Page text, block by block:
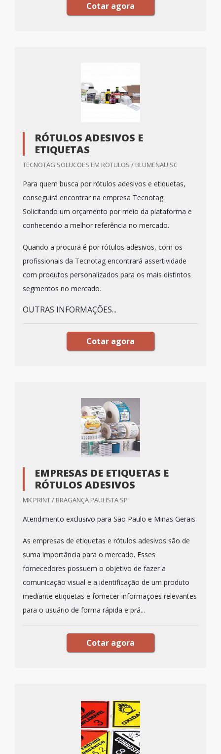
Cotar agora
RÓTULOS ADESIVOS E
ETIQUETAS
TECNOTAG SOLUCOES EM ROTULOS / BLUMENAU SC
Para quem busca por rótulos adesivos e etiquetas,
conseguirá encontrar na empresa Tecnotag.
Solicitando um orçamento por meio da plataforma e
conhecendo a melhor referência no mercado.
Quando a procura é por rótulos adesivos, com os
profissionais da Tecnotag encontrará assertividade
com produtos personalizados para os mais distintos
segmentos no mercado.
OUTRAS INFORMAÇÕES...
Cotar agora
EMPRESAS DE ETIQUETAS E
RÓTULOS ADESIVOS
MK PRINT / BRAGANÇA PAULISTA SP
Atendimento exclusivo para São Paulo e Minas Gerais
As empresas de etiquetas e rótulos adesivos são de
suma importância para o mercado. Esses
fornecedores possuem o objetivo de fazer a
comunicação visual e a identificação de um produto
mediante etiquetas e fornecer informações relevantes
para o usuário de forma rápida e prá...
Cotar agora